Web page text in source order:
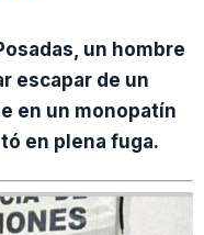
un hombre
escapar de un
en un monopatín
en plena fuga.